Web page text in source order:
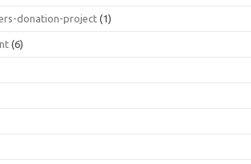
donation-project (1)
(6)